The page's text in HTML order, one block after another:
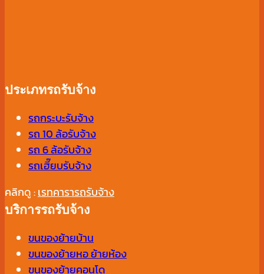
ประเภทรถรับจ้าง
รถกระบะรับจ้าง
รถ 10 ล้อรับจ้าง
รถ 6 ล้อรับจ้าง
รถเฮี๊ยบรับจ้าง
คลิกดู :เรทคารารถรับจ้าง
บริการรถรับจ้าง
ขนของย้ายบ้าน
ขนของย้ายหอ ย้ายห้อง
ขนของย้ายคอนโด